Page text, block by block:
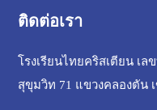
ติดต่อเรา
โรงเรียนไทยคริสเตียน เ
สุขุมวิท 71 แขวงคลองตัน